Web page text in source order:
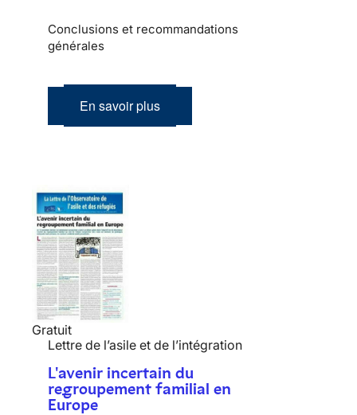
Conclusions et recommandations
générales
En savoir plus
Gratuit
Lettre de l’asile et de l’intégration
L'avenir incertain du
regroupement familial en
Europe